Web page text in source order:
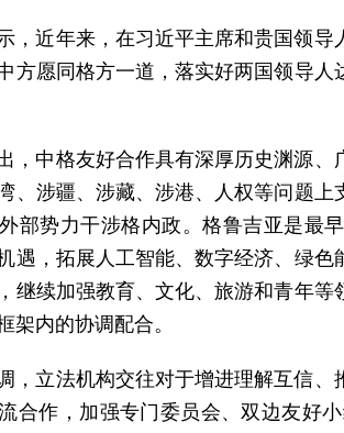
，近年来，在习近平主席和贵国领
方愿同格方一道，落实好两国领导
，中格友好合作具有深厚历史渊源
、涉疆、涉藏、涉港、人权等问题
部势力干涉格内政。格鲁吉亚是最
遇，拓展人工智能、数字经济、绿
继续加强教育、文化、旅游和青年
架内的协调配合。
，立法机构交往对于增进理解互信
合作，加强专门委员会、双边友好